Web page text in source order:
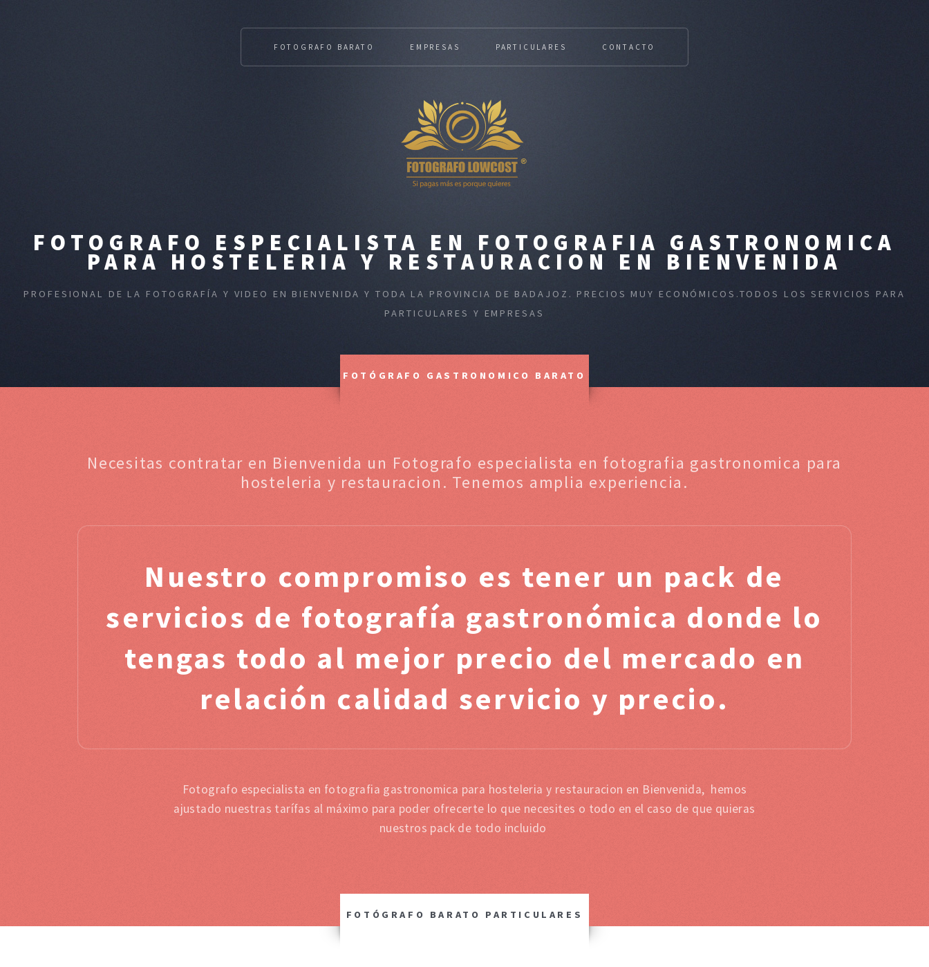
FOTOGRAFO ESPECIALISTA EN FOTOGRAFIA GASTRONOMICA
PARA HOSTELERIA Y RESTAURACION EN BIENVENIDA
PROFESIONAL DE LA FOTOGRAFÍA Y VIDEO EN BIENVENIDA Y TODA LA PROVINCIA DE BADAJOZ. PRECIOS MUY ECONÓMICOS.TODOS LOS SERVICIOS PARA
PARTICULARES Y EMPRESAS
FOTOGRAFO BARATO EMPRESAS PARTICULARES CONTACTO
FOTÓGRAFO GASTRONOMICO BARATO
Necesitas contratar en Bienvenida un Fotografo especialista en fotografia gastronomica para
hosteleria y restauracion. Tenemos amplia experiencia.
Nuestro compromiso es tener un pack de
servicios de fotografía gastronómica donde lo
tengas todo al mejor precio del mercado en
relación calidad servicio y precio.
Fotografo especialista en fotografia gastronomica para hosteleria y restauracion en Bienvenida, hemos
ajustado nuestras tarífas al máximo para poder ofrecerte lo que necesites o todo en el caso de que quieras
nuestros pack de todo incluido
FOTÓGRAFO BARATO PARTICULARES